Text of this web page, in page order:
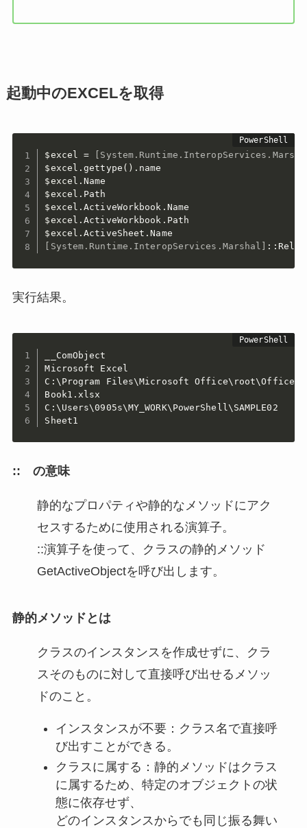
起動中のEXCELを取得
$excel =
$excel .gettype ( ) .
$excel .
$excel .
$excel .ActiveWorkbook .
$excel .ActiveWorkbook .
$excel .ActiveSheet .
[System.Runtime.InteropServices.Marshal]
実行結果。
__ComObject
Microsoft Excel
C:\Program Files\Microsoft Office\root\Office16
Book1 . xlsx
C:\Users\0905s\MY_WORK\PowerShell\SAMPLE02
Sheet1
:: の意味
静的なプロパティや静的なメソッドにアク
セスするために使用される演算子。
::演算子を使って、クラスの静的メソッド
GetActiveObjectを呼び出します。
静的メソッドとは
クラスのインスタンスを作成せずに、クラ
スそのものに対して直接呼び出せるメソッ
ドのこと。
インスタンスが不要：クラス名で直接呼
び出すことができる。
クラスに属する：静的メソッドはクラス
に属するため、特定のオブジェクトの状
態に依存せず、
どのインスタンスからでも同じ振る舞い